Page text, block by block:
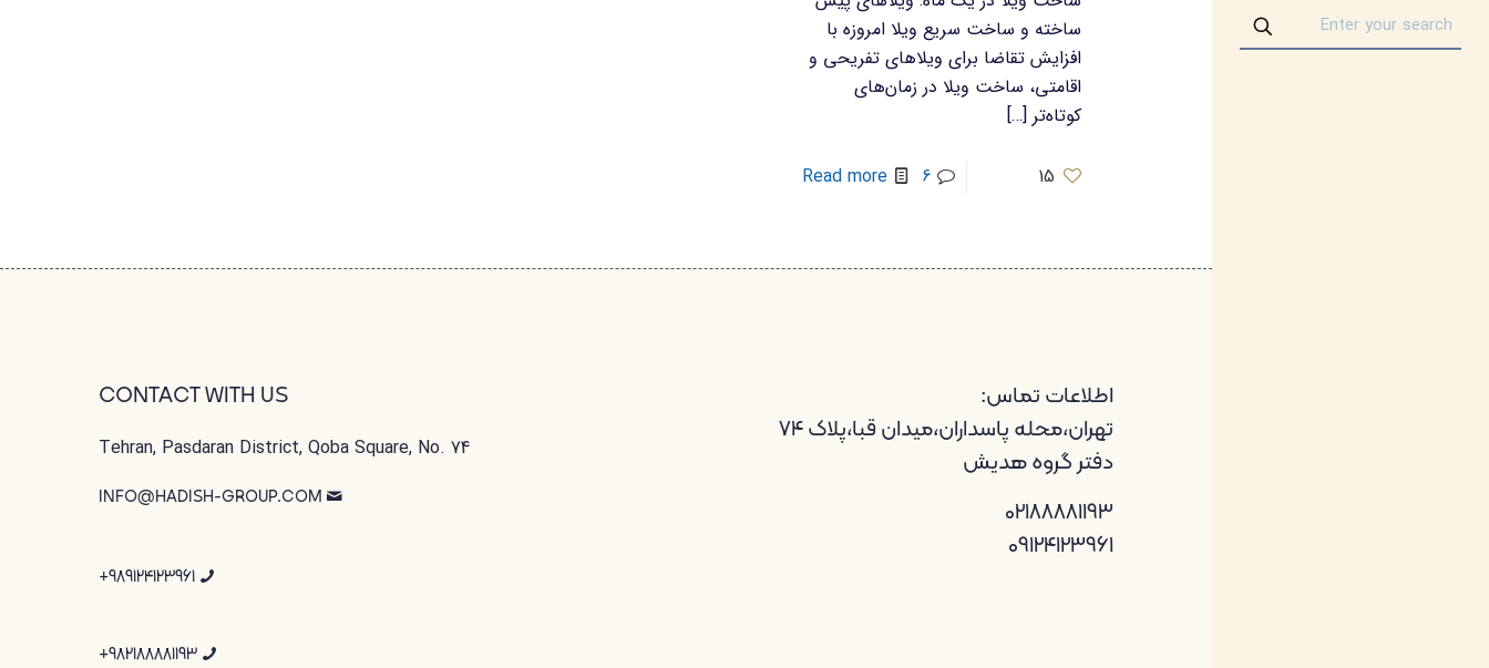
ساخته و ساخت سریع ویلا امروزه با
افزایش تقاضا برای ویلاهای تفریحی و
اقامتی، ساخت ویلا در زمان‌های
کوتاه‌تر […]
15
6
Read more
اطلاعات تماس:
تهران،محله پاسداران،میدان قبا،پلاک ۷۴
دفتر گروه هدیش
02188881193
09124123961
CONTACT WITH US
Tehran, Pasdaran District, Qoba Square, No. 74